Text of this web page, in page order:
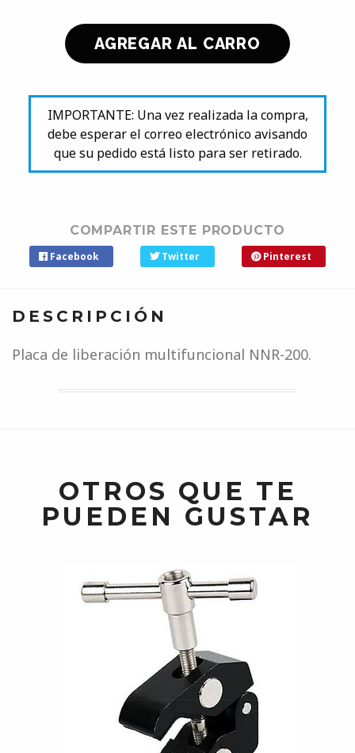
IMPORTANTE: Una vez realizada la compra,
debe esperar el correo electrónico avisando
que su pedido está listo para ser retirado.
COMPARTIR ESTE PRODUCTO
Facebook Twitter Pinterest
DESCRIPCIÓN
Placa de liberación multifuncional NNR-200.
OTROS QUE TE
PUEDEN GUSTAR